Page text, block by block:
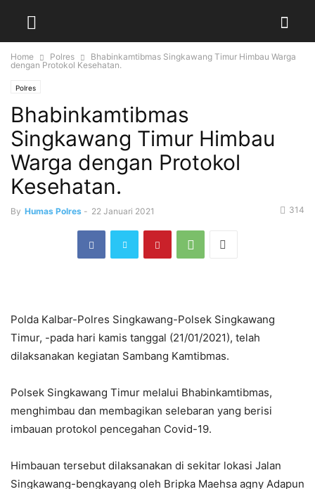
Home Polres
Bhabinkamtibmas Singkawang Timur Himbau Warga
dengan Protokol Kesehatan.
Polres
Bhabinkamtibmas
Singkawang Timur Himbau
Warga dengan Protokol
Kesehatan.
By Humas Polres - 22 Januari 2021 314
Polda Kalbar-Polres Singkawang-Polsek Singkawang
Timur, -pada hari kamis tanggal (21/01/2021), telah
dilaksanakan kegiatan Sambang Kamtibmas.
Polsek Singkawang Timur melalui Bhabinkamtibmas,
menghimbau dan membagikan selebaran yang berisi
imbauan protokol pencegahan Covid-19.
Himbauan tersebut dilaksanakan di sekitar lokasi Jalan
Singkawang-bengkayang oleh Bripka Maehsa agny Adapun